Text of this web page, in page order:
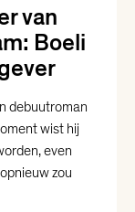
van
Boeli
debuutroman
wist hij
even
zou